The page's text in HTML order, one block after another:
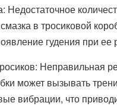
Недостаточное
в тросиковой
гудения при ее
Неправильная
может вызывать
вибрации, что